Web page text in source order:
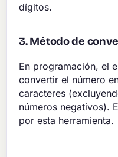
dígitos.
3. Método de
En programación, el
convertir el número
caracteres
números negativos).
por esta herramienta.